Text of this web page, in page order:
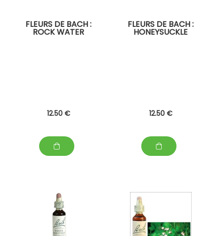
FLEURS DE BACH :
ROCK WATER
12.50 €
FLEURS DE BACH :
HONEYSUCKLE
12.50 €